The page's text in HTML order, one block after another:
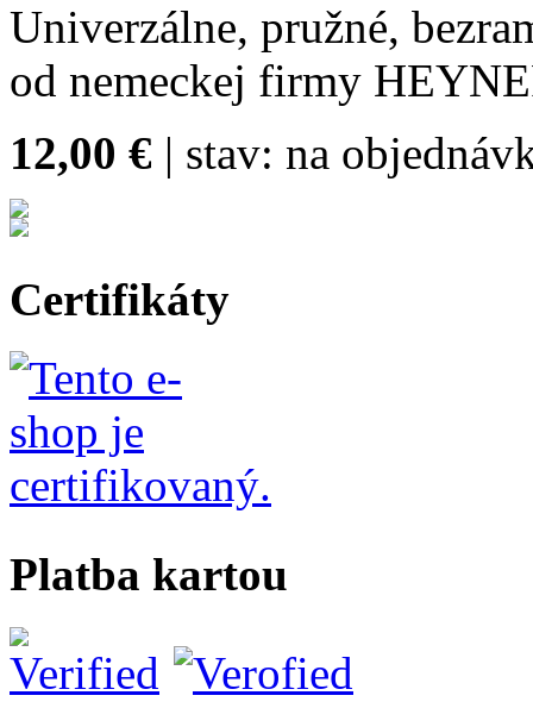
Univerzálne, pružné,
od nemeckej firmy
12,00 € | stav: na
Certifikáty
Platba kartou